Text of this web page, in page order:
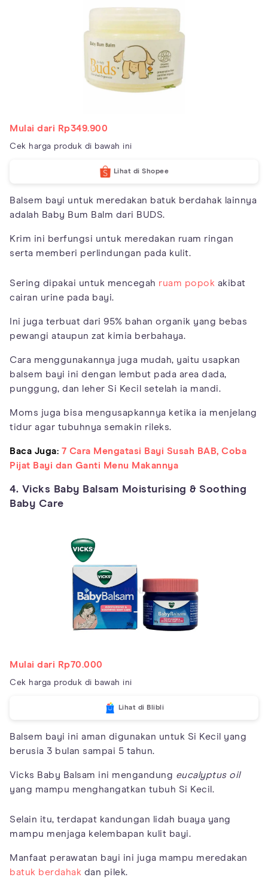
Mulai dari Rp349.900
Cek harga produk di bawah ini
Lihat di Shopee
Balsem bayi untuk meredakan batuk berdahak lainnya
adalah Baby Bum Balm dari BUDS.
Krim ini berfungsi untuk meredakan ruam ringan
serta memberi perlindungan pada kulit.
Sering dipakai untuk mencegah ruam popok akibat
cairan urine pada bayi.
Ini juga terbuat dari 95% bahan organik yang bebas
pewangi ataupun zat kimia berbahaya.
Cara menggunakannya juga mudah, yaitu usapkan
balsem bayi ini dengan lembut pada area dada,
punggung, dan leher Si Kecil setelah ia mandi.
Moms juga bisa mengusapkannya ketika ia menjelang
tidur agar tubuhnya semakin rileks.
Baca Juga: 7 Cara Mengatasi Bayi Susah BAB, Coba
Pijat Bayi dan Ganti Menu Makannya
4. Vicks Baby Balsam Moisturising & Soothing
Baby Care
Mulai dari Rp70.000
Cek harga produk di bawah ini
Lihat di Blibli
Balsem bayi ini aman digunakan untuk Si Kecil yang
berusia 3 bulan sampai 5 tahun.
Vicks Baby Balsam ini mengandung eucalyptus oil
yang mampu menghangatkan tubuh Si Kecil.
Selain itu, terdapat kandungan lidah buaya yang
mampu menjaga kelembapan kulit bayi.
Manfaat perawatan bayi ini juga mampu meredakan
batuk berdahak dan pilek.